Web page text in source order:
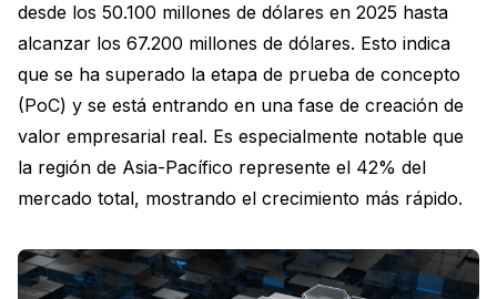
desde los 50.100 millones de dólares en 2025 hasta
alcanzar los 67.200 millones de dólares. Esto indica
que se ha superado la etapa de prueba de concepto
(PoC) y se está entrando en una fase de creación de
valor empresarial real. Es especialmente notable que
la región de Asia-Pacífico represente el 42% del
mercado total, mostrando el crecimiento más rápido.